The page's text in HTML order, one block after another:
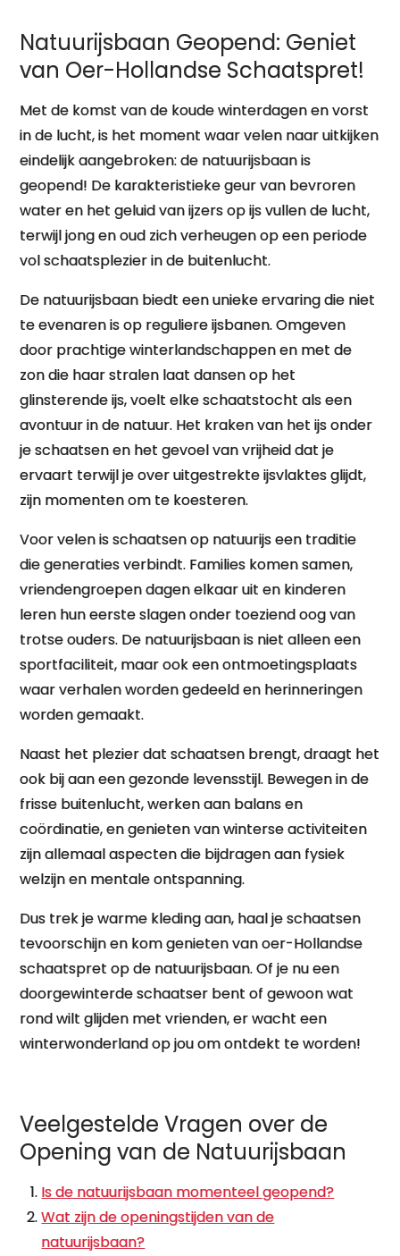
Natuurijsbaan Geopend: Geniet
van Oer-Hollandse Schaatspret!
Met de komst van de koude winterdagen en vorst
in de lucht, is het moment waar velen naar uitkijken
eindelijk aangebroken: de natuurijsbaan is
geopend! De karakteristieke geur van bevroren
water en het geluid van ijzers op ijs vullen de lucht,
terwijl jong en oud zich verheugen op een periode
vol schaatsplezier in de buitenlucht.
De natuurijsbaan biedt een unieke ervaring die niet
te evenaren is op reguliere ijsbanen. Omgeven
door prachtige winterlandschappen en met de
zon die haar stralen laat dansen op het
glinsterende ijs, voelt elke schaatstocht als een
avontuur in de natuur. Het kraken van het ijs onder
je schaatsen en het gevoel van vrijheid dat je
ervaart terwijl je over uitgestrekte ijsvlaktes glijdt,
zijn momenten om te koesteren.
Voor velen is schaatsen op natuurijs een traditie
die generaties verbindt. Families komen samen,
vriendengroepen dagen elkaar uit en kinderen
leren hun eerste slagen onder toeziend oog van
trotse ouders. De natuurijsbaan is niet alleen een
sportfaciliteit, maar ook een ontmoetingsplaats
waar verhalen worden gedeeld en herinneringen
worden gemaakt.
Naast het plezier dat schaatsen brengt, draagt het
ook bij aan een gezonde levensstijl. Bewegen in de
frisse buitenlucht, werken aan balans en
coördinatie, en genieten van winterse activiteiten
zijn allemaal aspecten die bijdragen aan fysiek
welzijn en mentale ontspanning.
Dus trek je warme kleding aan, haal je schaatsen
tevoorschijn en kom genieten van oer-Hollandse
schaatspret op de natuurijsbaan. Of je nu een
doorgewinterde schaatser bent of gewoon wat
rond wilt glijden met vrienden, er wacht een
winterwonderland op jou om ontdekt te worden!
Veelgestelde Vragen over de
Opening van de Natuurijsbaan
Is de natuurijsbaan momenteel geopend?
Wat zijn de openingstijden van de
natuurijsbaan?